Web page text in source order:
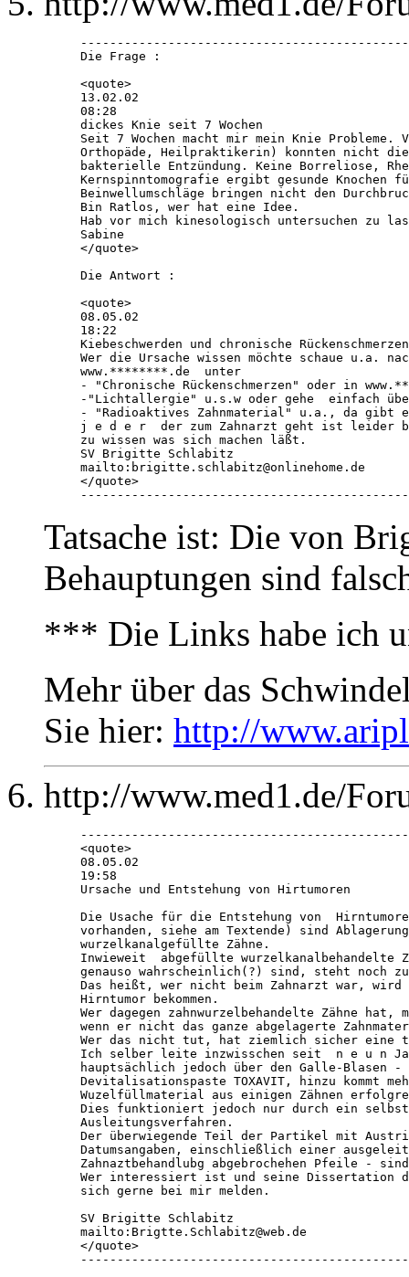
Die Frage :
<quote>
13.02.02
08:28
dickes Knie seit 7 Wochen
Seit 7 Wochen macht mir mein Knie
Orthopäde, Heilpraktikerin) konnten nicht
bakterielle Entzündung. Keine Borreliose,
Kernspinntomografie ergibt gesunde Knochen
Beinwellumschläge bringen nicht den
Bin Ratlos, wer hat eine Idee.
Hab vor mich kinesologisch untersuchen zu
Sabine
</quote>
Die Antwort :
<quote>
08.05.02
18:22
Kiebeschwerden und chronische
Wer die Ursache wissen möchte schaue u.a.
www.********.de  unter
- "Chronische Rückenschmerzen" oder in
-"Lichtallergie" u.s.w oder gehe  einfach
- "Radioaktives Zahnmaterial" u.a., da gibt
j e d e r  der zum Zahnarzt geht ist leider
zu wissen was sich machen läßt.
SV Brigitte Schlabitz
mailto:brigitte.schlabitz@onlinehome.de
</quote>
Tatsache ist: Die von
Behauptungen sind
*** Die Links habe ich
Mehr über das
Sie hier: http://
http://www.med1.de/
<quote>
08.05.02
19:58
Ursache und Entstehung von Hirtumoren
Die Usache für die Entstehung von
vorhanden, siehe am Textende) sind
wurzelkanalgefüllte Zähne.
Inwieweit  abgefüllte wurzelkanalbehandelte
genauso wahrscheinlich(?) sind, steht noch
Das heißt, wer nicht beim Zahnarzt war,
Hirntumor bekommen.
Wer dagegen zahnwurzelbehandelte Zähne hat,
wenn er nicht das ganze abgelagerte
Wer das nicht tut, hat ziemlich sicher eine
Ich selber leite inzwisschen seit  n e u n
hauptsächlich jedoch über den Galle-
Devitalisationspaste TOXAVIT, hinzu kommt
Wuzelfüllmaterial aus einigen Zähnen
Dies funktioniert jedoch nur durch ein
Ausleitungsverfahren.
Der überwiegende Teil der Partikel mit
Datumsangaben, einschließlich einer
Zahnaztbehandlubg abgebrochehen Pfeile -
Wer interessiert ist und seine Dissertation
sich gerne bei mir melden.
SV Brigitte Schlabitz
mailto:Brigtte.Schlabitz@web.de
</quote>